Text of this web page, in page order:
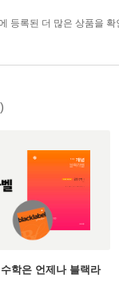
등록된 더 많은 상품을 확
학은 언제나 블랙라